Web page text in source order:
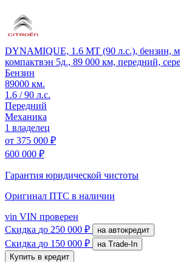
DYNAMIQUE, 1.6 MT (90 л.с.), бензин,
компактвэн 5д., 89 000 км, передний,
Бензин
89000 км.
1.6 / 90 л.с.
Передний
Механика
1 владелец
от 375 000 ₽
600 000 ₽
Гарантия юридической чистоты
Оригинал ПТС в наличии
vin VIN проверен
Скидка до 250 000 ₽ на автокредит
Скидка до 150 000 ₽
на Trade-In
Купить в кредит